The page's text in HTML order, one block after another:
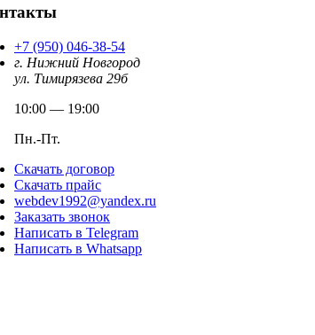
+7 (950) 046-38-54
г. Нижний Новгород
ул. Тимирязева 29б
10:00 — 19:00
Пн.-Пт.
Скачать договор
Скачать прайс
webdev1992@yandex.ru
Заказать звонок
Написать в Telegram
Написать в Whatsapp